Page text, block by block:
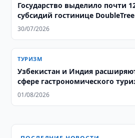
Государство выделило почти
субсидий гостинице
Ташкенте
30/07/2026
ТУРИЗМ
Узбекистан и Индия
сфере гастрономического
01/08/2026